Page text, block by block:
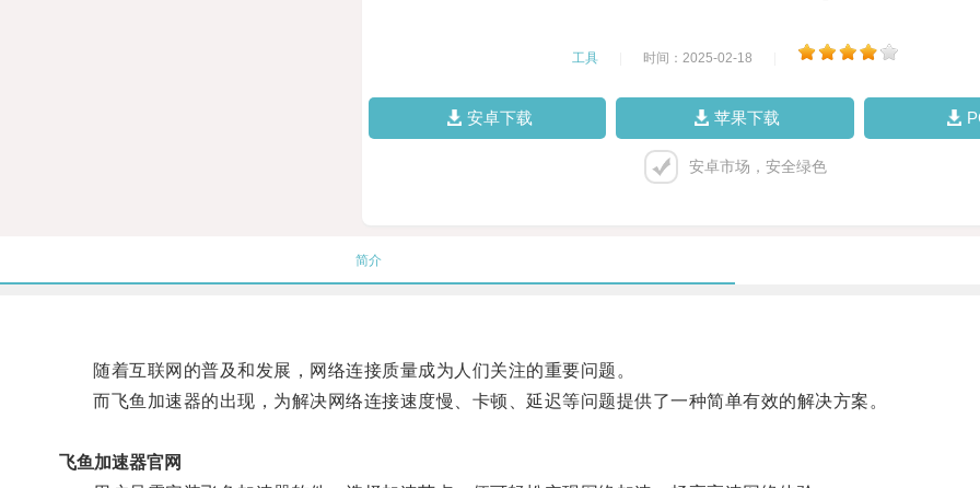
工具 时间：2025-02-18
安卓下载 苹果下载
安卓市场，安全绿色
简介
随着互联网的普及和发展，网络连接质量成为人们关注的重要问题。
而飞鱼加速器的出现，为解决网络连接速度慢、卡顿、延迟等问题提供了一种简单有效的解决方案。
飞鱼加速器官网